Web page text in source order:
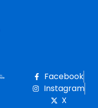
Facebook
Instagram
X